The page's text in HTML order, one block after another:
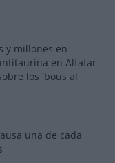
y millones en
en Alfafar
los 'bous al
una de cada